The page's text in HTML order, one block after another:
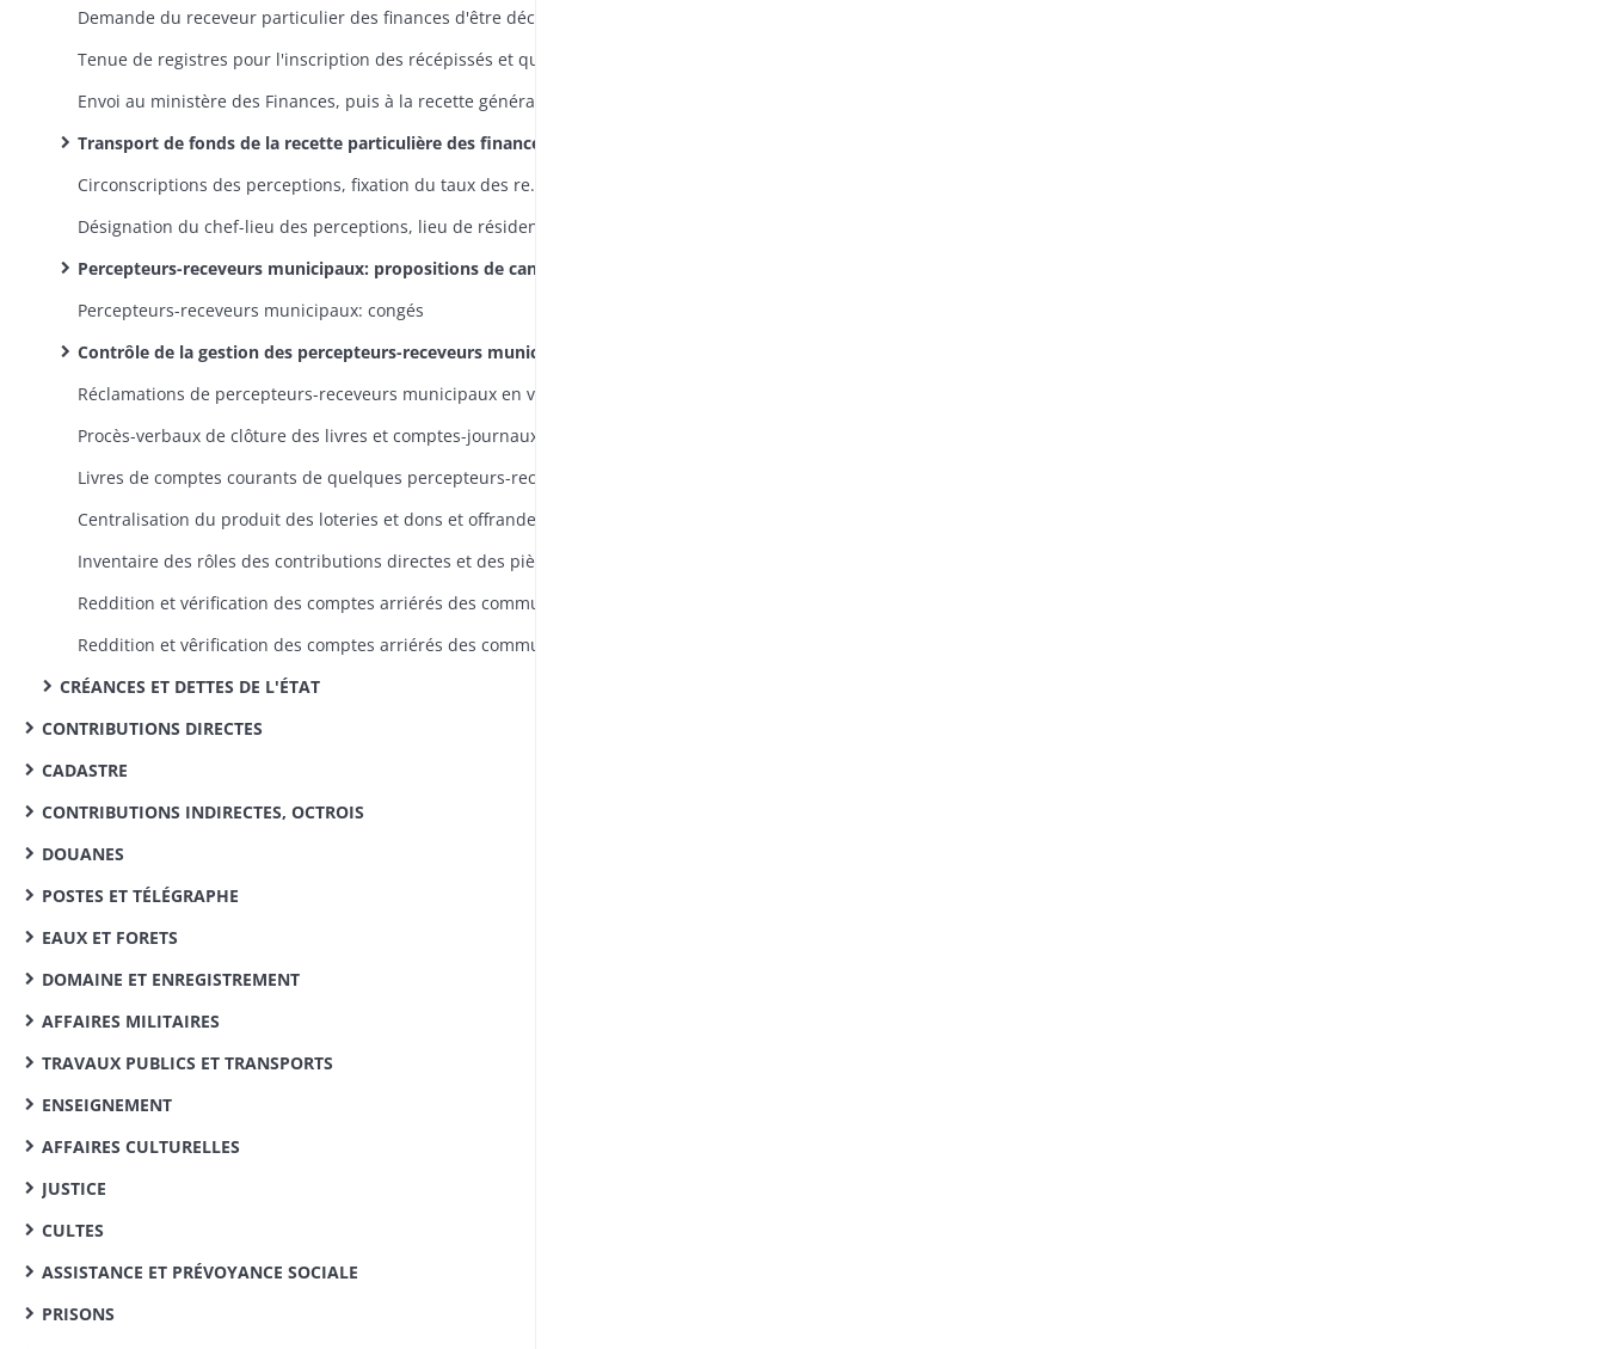
Transport de fonds de la recette particulière des finances à la recette générale à Colmar
Circonscriptions des perceptions, fixation du taux des remises des percepteurs-receveurs municipaux, réclamations de ces comptables à propos de leurs remises
Percepteurs-receveurs municipaux: propositions de candidats, nominations, installations, prestations de serment, mutations, démissions, décès
Percepteurs-receveurs municipaux: congés
Contrôle de la gestion des percepteurs-receveurs municipaux et des receveurs des établissements de bienfaisance, reddition de leurs comptes, constatation d'irrégularités et de déficits, plaintes et poursuites à leur encontre, suspensions, révocations, placement d'agents spéciaux à leur côté
CRÉANCES ET DETTES DE L'ÉTAT
CONTRIBUTIONS DIRECTES
CADASTRE
CONTRIBUTIONS INDIRECTES, OCTROIS
DOUANES
POSTES ET TÉLÉGRAPHE
EAUX ET FORETS
DOMAINE ET ENREGISTREMENT
AFFAIRES MILITAIRES
TRAVAUX PUBLICS ET TRANSPORTS
ENSEIGNEMENT
AFFAIRES CULTURELLES
JUSTICE
CULTES
ASSISTANCE ET PRÉVOYANCE SOCIALE
PRISONS